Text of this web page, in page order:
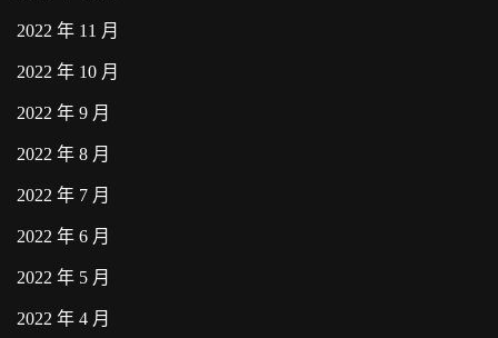
2022 年 11 月
2022 年 10 月
2022 年 9 月
2022 年 8 月
2022 年 7 月
2022 年 6 月
2022 年 5 月
2022 年 4 月